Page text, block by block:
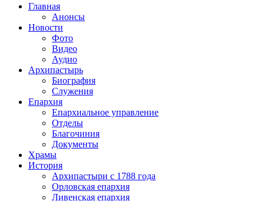
Главная
Анонсы
Новости
Фото
Видео
Аудио
Архипастырь
Биография
Служения
Епархия
Епархиальное управление
Отделы
Благочиния
Документы
Храмы
История
Архипастыри с 1788 года
Орловская епархия
Ливенская епархия